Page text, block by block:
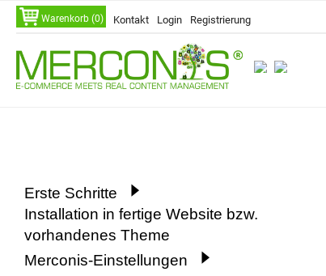
Warenkorb (0)
Navigation
überspringen
Kontakt Login Registrierung
Navigation
überspringen
Erste Schritte
Installation in fertige Website bzw.
vorhandenes Theme
Merconis-Einstellungen